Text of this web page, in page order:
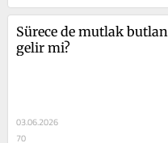
Sürece de mutlak butlan
gelir mi?
03.06.2026
70